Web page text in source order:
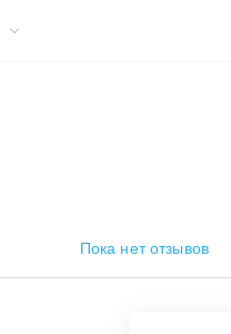
Пока нет отзывов